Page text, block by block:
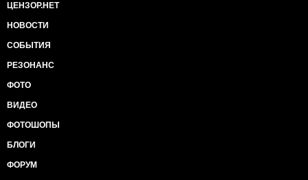
ЦЕНЗОР.НЕТ
НОВОСТИ
СОБЫТИЯ
РЕЗОНАНС
ФОТО
ВИДЕО
ФОТОШОПЫ
БЛОГИ
ФОРУМ